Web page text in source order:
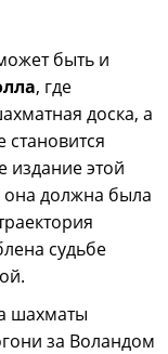
быть и
, где
доска, а
становится
издание этой
она должна была
судьбе
шахматы
за Воландом